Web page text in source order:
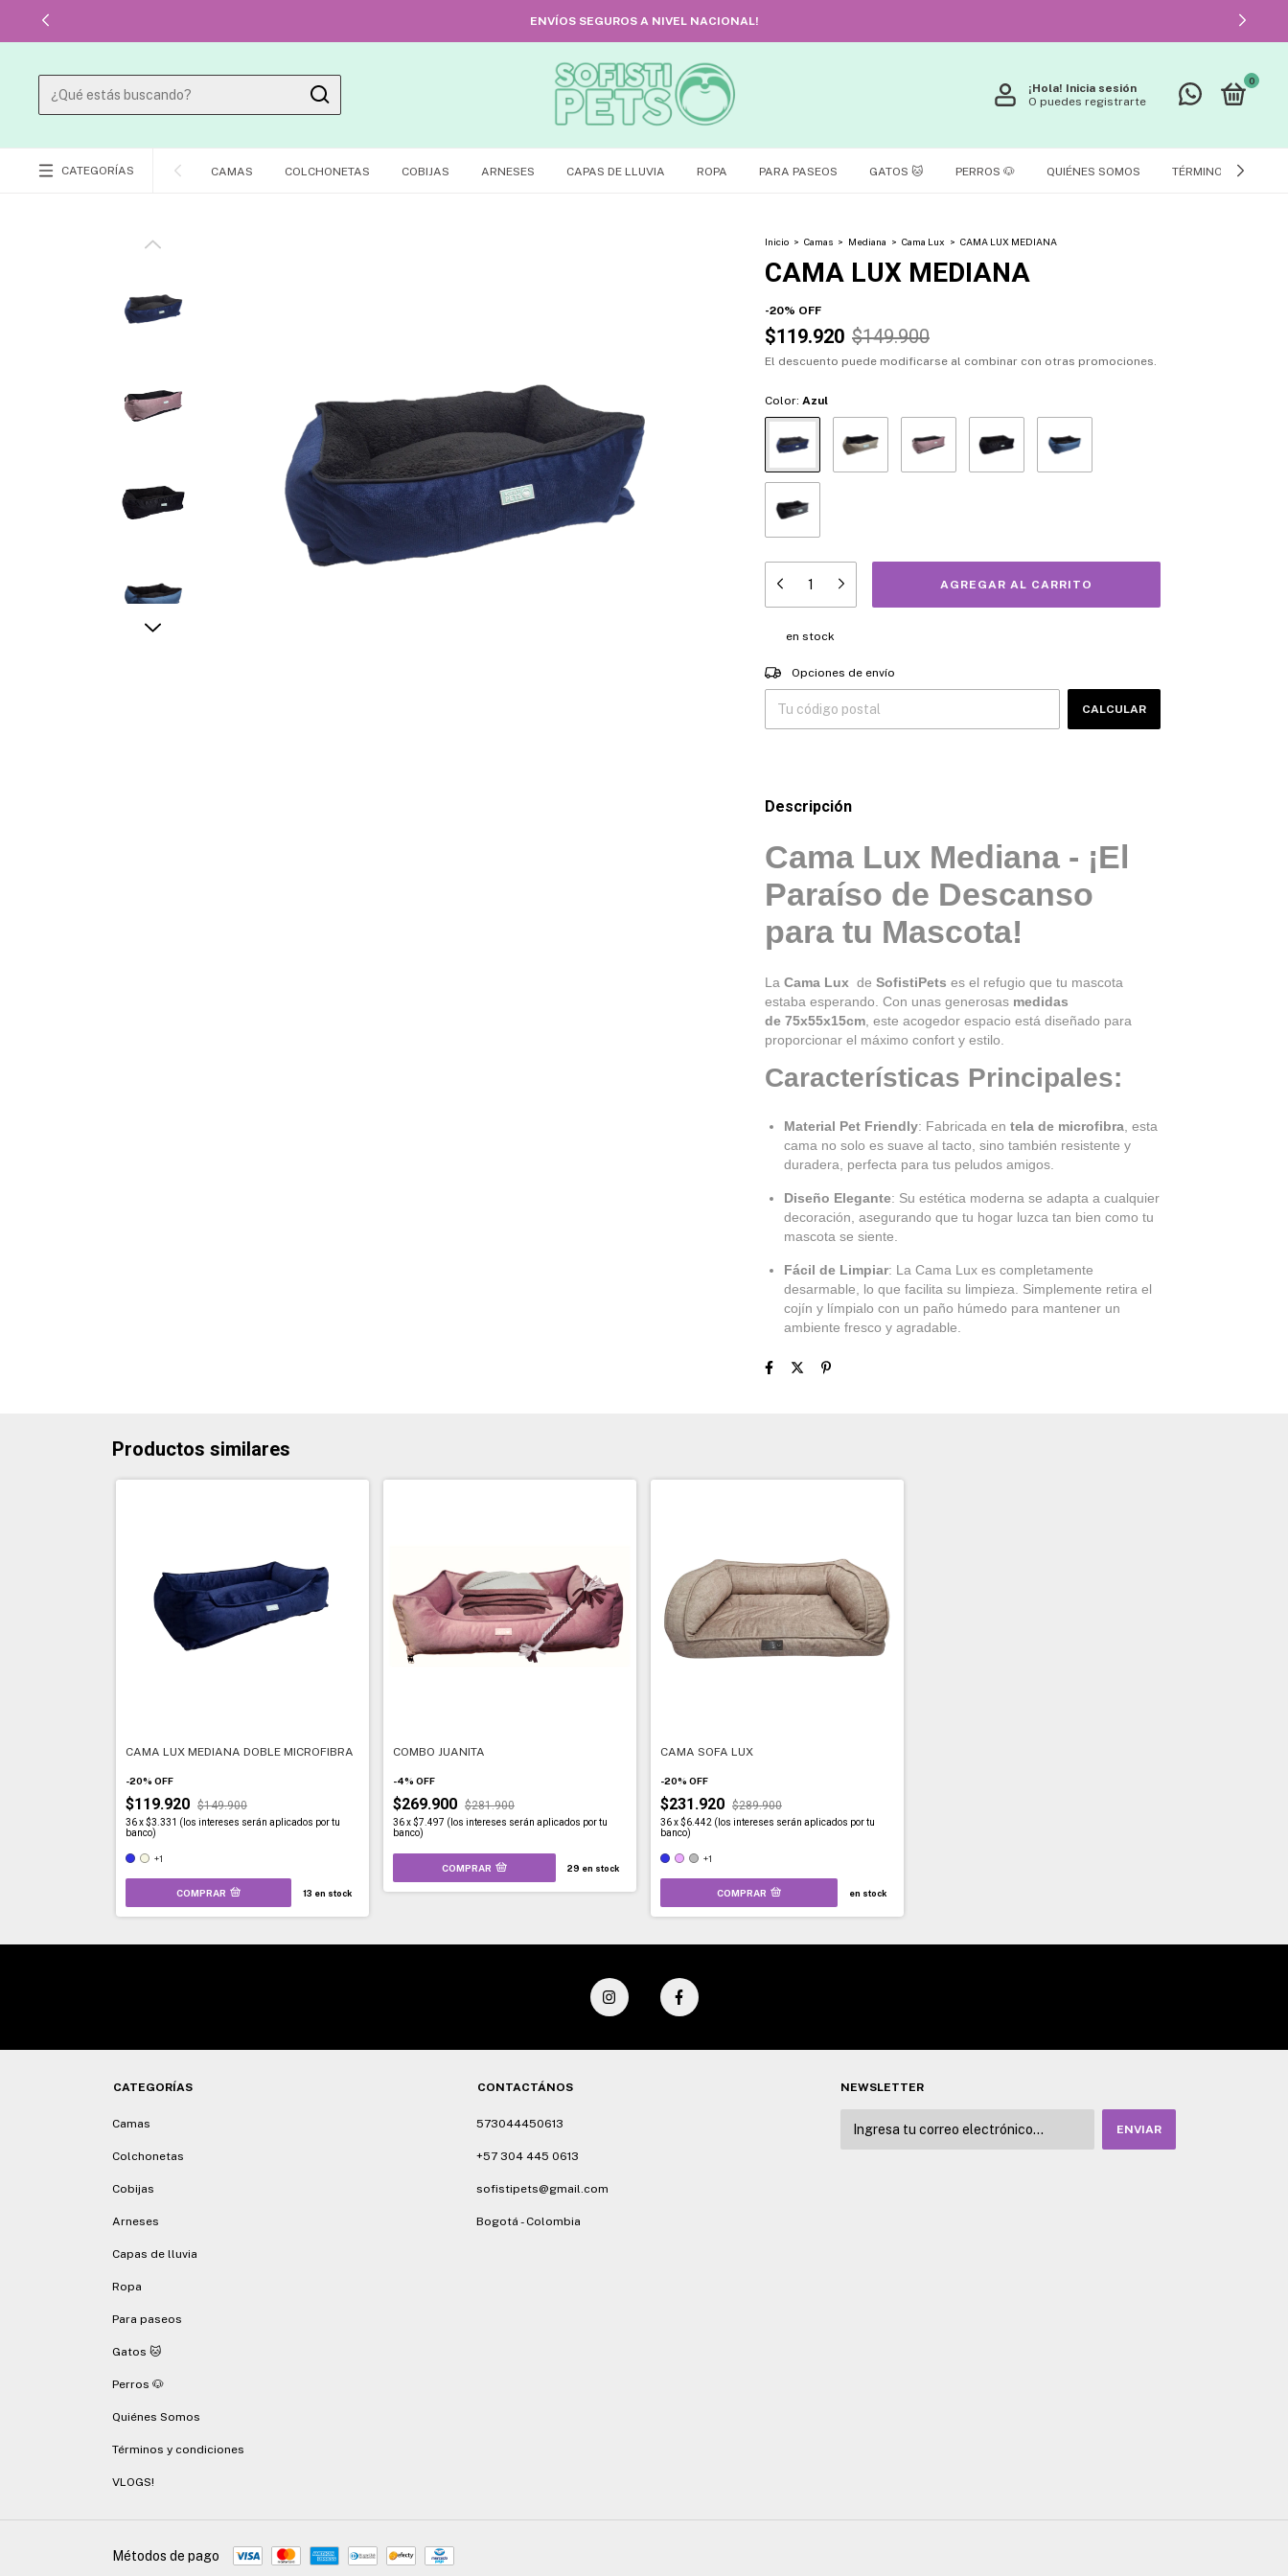
ENVÍOS SEGUROS A NIVEL NACIONAL!
¡Hola! Inicia sesión
O puedes registrarte
0
CATEGORÍAS CAMAS COLCHONETAS COBIJAS ARNESES CAPAS DE LLUVIA ROPA PARA PASEOS GATOS 🐱 PERROS 🐶 QUIÉNES SOMOS TÉRMINOS Y
Inicio > Camas > Mediana > Cama Lux > CAMA LUX MEDIANA
CAMA LUX MEDIANA
-20% OFF
$119.920 $149.900
El descuento puede modificarse al combinar con otras promociones.
Color: Azul
en stock
Entregas para el CP:
Opciones de envío
CALCULAR
Descripción
Cama Lux Mediana - ¡El
Paraíso de Descanso
para tu Mascota!
La Cama Lux de SofistiPets es el refugio que tu mascota
estaba esperando. Con unas generosas medidas
de 75x55x15cm , este acogedor espacio está diseñado para
proporcionar el máximo confort y estilo.
Características Principales:
Material Pet Friendly: Fabricada en tela de microfibra , esta
cama no solo es suave al tacto, sino también resistente y
duradera, perfecta para tus peludos amigos.
Diseño Elegante: Su estética moderna se adapta a cualquier
decoración, asegurando que tu hogar luzca tan bien como tu
mascota se siente.
Fácil de Limpiar: La Cama Lux es completamente
desarmable, lo que facilita su limpieza. Simplemente retira el
cojín y límpialo con un paño húmedo para mantener un
ambiente fresco y agradable.
Productos similares
CAMA LUX MEDIANA DOBLE MICROFIBRA
-20% OFF
$119.920 $149.900
36x$3.331 (los intereses serán aplicados por tu
banco)
+1
COMPRAR 13 en stock
COMBO JUANITA
-4% OFF
$269.900 $281.900
36x$7.497 (los intereses serán aplicados por tu
banco)
COMPRAR 29 en stock
CAMA SOFA LUX
-20% OFF
$231.920 $289.900
36x$6.442 (los intereses serán aplicados por tu
banco)
+1
COMPRAR en stock
CATEGORÍAS
Camas
Colchonetas
Cobijas
Arneses
Capas de lluvia
Ropa
Para paseos
Gatos 🐱
Perros 🐶
Quiénes Somos
Términos y condiciones
VLOGS!
CONTACTÁNOS
573044450613
+57 304 445 0613
sofistipets@gmail.com
Bogotá - Colombia
NEWSLETTER
Métodos de pago